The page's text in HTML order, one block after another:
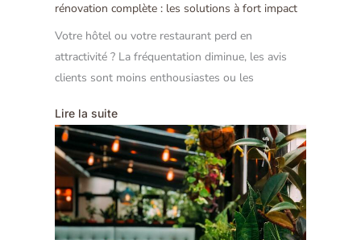
rénovation complète : les solutions à fort impact
Votre hôtel ou votre restaurant perd en
attractivité ? La fréquentation diminue, les avis
clients sont moins enthousiastes ou les
Lire la suite